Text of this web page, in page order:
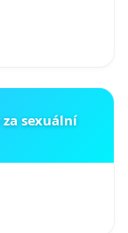
sexuální